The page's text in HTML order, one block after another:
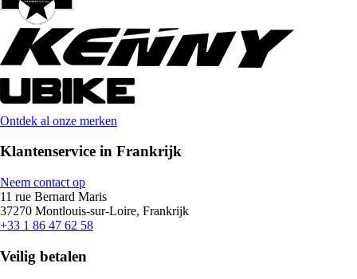
Ontdek al onze merken
Klantenservice in Frankrijk
Neem contact op
11 rue Bernard Maris
37270 Montlouis-sur-Loire, Frankrijk
+33 1 86 47 62 58
Veilig betalen